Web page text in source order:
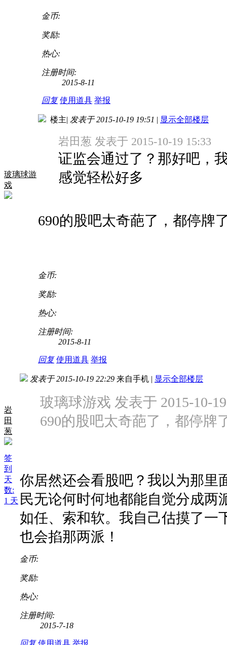
金币:
奖励:
热心:
注册时间:
2015-8-11
回复 使用道具 举报
玻璃球游
戏
楼主| 发表于 2015-10-19 19:51 | 显示全部楼层
岩田葱 发表于 2015-10-19 15:33
证监会通过了？那好吧，
感觉轻松好多
690的股吧太奇葩了，都停牌
金币:
奖励:
热心:
注册时间:
2015-8-11
回复 使用道具 举报
岩
田
葱
签
到
天
数:
1 天
发表于 2015-10-19 22:29 来自手机 | 显示全部楼层
玻璃球游戏 发表于 2015-10-
690的股吧太奇葩了，都停牌
你居然还会看股吧？我以为那里
民无论何时何地都能自觉分成
如任、索和软。我自己估摸了一
也会掐那两派！
金币:
奖励:
热心:
注册时间:
2015-7-18
回复 使用道具 举报